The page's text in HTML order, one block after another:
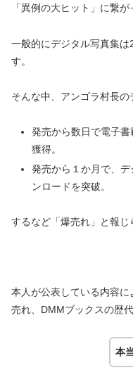
「異例の大ヒット」に繋
一般的にデジタル写真集
す。
そんな中、アンゴラ村長の
発売から数日で電子
獲得。
発売から１か月で、
ンロードを突破。
するなど「爆売れ」と報じ
本人が公表している内容
売れ、DMMブックスの歴
本